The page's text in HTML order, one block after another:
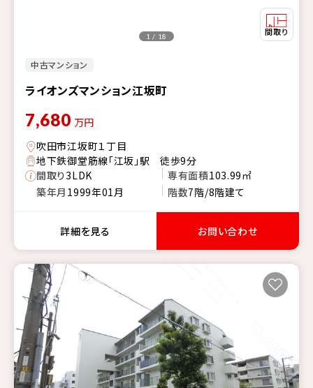
中古マンション
ライオンズマンション江坂町
1 / 18
7,680 万円
吹田市江坂町１丁目
地下鉄御堂筋線「江坂」駅 徒歩9分
間取り3LDK 専有面積103.99㎡
築年月 1999年01月 階数7階/8階建て
詳細を見る お問い合わせ